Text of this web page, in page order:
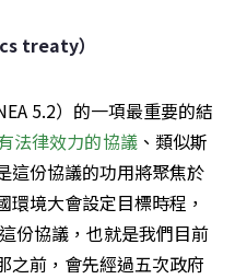
treaty）
5.2）的一項最重要的結
法律效力的協議、類似斯
這份協議的功用將聚焦於
境大會設定目標時程，
份協議，也就是我們目前
之前，會先經過五次政府